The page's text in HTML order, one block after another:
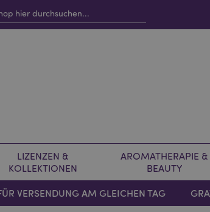
LIZENZEN &
KOLLEKTIONEN
AROMATHERAPIE &
BEAUTY
VERSENDUNG AM GLEICHEN TAG